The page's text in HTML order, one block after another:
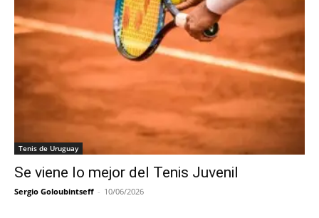
Tenis de Uruguay
Se viene lo mejor del Tenis Juvenil
Sergio Goloubintseff - 10/06/2026